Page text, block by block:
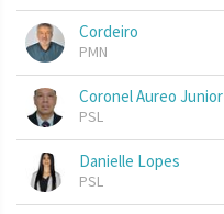
Cordeiro
PMN
Coronel Aureo Junior
PSL
Danielle Lopes
PSL